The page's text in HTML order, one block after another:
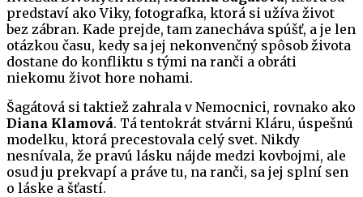
predstaví ako Viky, fotografka, ktorá si užíva život
bez zábran. Kade prejde, tam zanecháva spúšť, a je len
otázkou času, kedy sa jej nekonvenčný spôsob života
dostane do konfliktu s tými na ranči a obráti
niekomu život hore nohami.
Šagátová si taktiež zahrala v Nemocnici, rovnako ako
Diana Klamová. Tá tentokrát stvárni Kláru, úspešnú
modelku, ktorá precestovala celý svet. Nikdy
nesnívala, že pravú lásku nájde medzi kovbojmi, ale
osud ju prekvapí a práve tu, na ranči, sa jej splní sen
o láske a šťastí.